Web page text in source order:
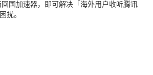
国加速器，即可解决「海外用户收听腾讯
扰。